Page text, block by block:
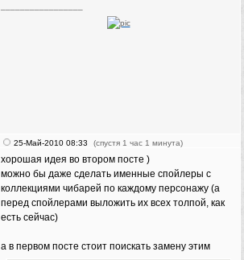
25-Май-2010 08:33 (спустя 1 час 1 минута)
хорошая идея во втором посте )
можно бы даже сделать именные спойлеры с
коллекциями чибарей по каждому персонажу (а
перед спойлерами выложить их всех толпой, как
есть сейчас)
а в первом посте стоит поискать замену этим